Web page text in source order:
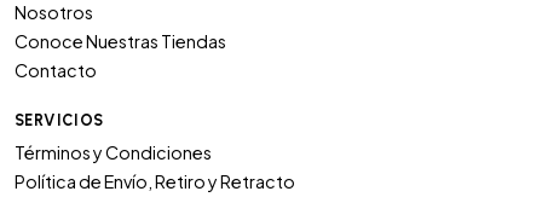
Nosotros
Conoce Nuestras Tiendas
Contacto
SERVICIOS
Términos y Condiciones
Política de Envío, Retiro y Retracto